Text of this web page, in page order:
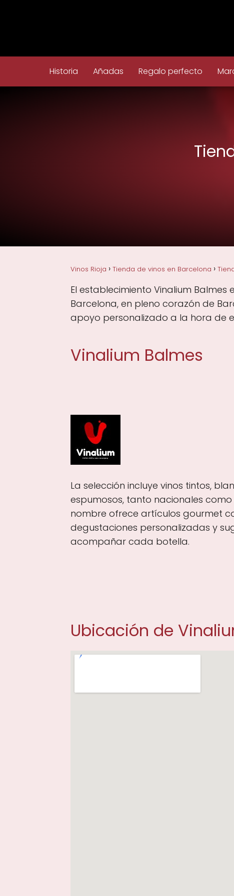
Historia Añadas Regalo perfecto
Vinos Rioja Tienda de vinos en Barcelona
El establecimiento Vinalium Balmes
Barcelona, en pleno corazón de
apoyo personalizado a la hora de
Vinalium Balmes
La selección incluye vinos tintos,
espumosos, tanto nacionales como
nombre ofrece artículos gourmet
degustaciones personalizadas y
acompañar cada botella.
Ubicación de